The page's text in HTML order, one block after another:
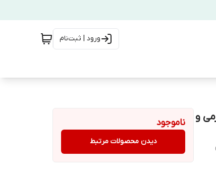
ورود | ثبت‌نام
و
ناموجود
دیدن محصولات مرتبط